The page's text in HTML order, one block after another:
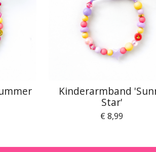
Kinderarmband
Star'
€ 8,99